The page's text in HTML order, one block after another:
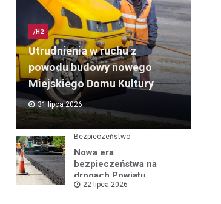
/H2
Utrudnienia w ruchu z
powodu budowy nowego
Miejskiego Domu Kultury
31 lipca 2026
Bezpieczeństwo
Nowa era
bezpieczeństwa na
drogach Powiatu
Mikołowskiego:
22 lipca 2026